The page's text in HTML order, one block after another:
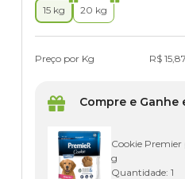
15 kg 20 kg
Preço por Kg R$ 15,87
Compre e Ganhe
Cookie Premier
g
Quantidade: 1